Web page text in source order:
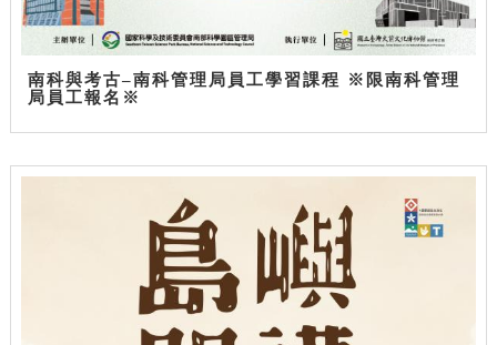
南科與考古–南科管理局員工學習課程 ※限南科管理
局員工報名※